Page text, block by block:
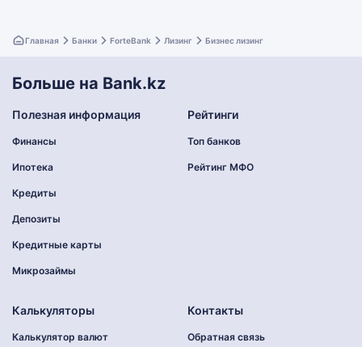
Главная Банки ForteBank Лизинг Бизнес лизинг
Больше на Bank.kz
Полезная информация
Финансы
Ипотека
Кредиты
Депозиты
Кредитные карты
Микрозаймы
Рейтинги
Топ банков
Рейтинг МФО
Калькуляторы
Калькулятор валют
Контакты
Обратная связь